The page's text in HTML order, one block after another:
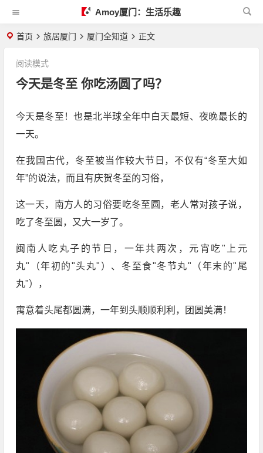
Amoy厦门：生活乐趣
首页 旅居厦门 厦门全知道 正文
今天是冬至 你吃汤圆了吗？
阅读模式
今天是冬至！也是北半球全年中白天最短、夜晚最长的
一天。
在我国古代，冬至被当作较大节日，不仅有“冬至大如
年”的说法，而且有庆贺冬至的习俗，
这一天，南方人的习俗要吃冬至圆，老人常对孩子说，
吃了冬至圆，又大一岁了。
闽南人吃丸子的节日，一年共两次，元宵吃"上元
丸"（年初的"头丸"）、冬至食"冬节丸"（年末的"尾
丸"），
寓意着头尾都圆满，一年到头顺顺利利，团圆美满！